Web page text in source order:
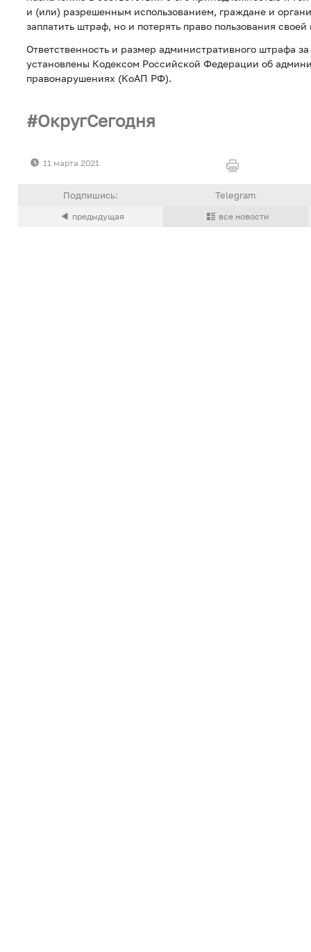
и (или) разрешенным использованием, граждане и
заплатить штраф, но и потерять право пользования
Ответственность и размер административного штрафа
установлены Кодексом Российской Федерации об
правонарушениях (КоАП РФ).
ОкругСегодня
11 марта 2021